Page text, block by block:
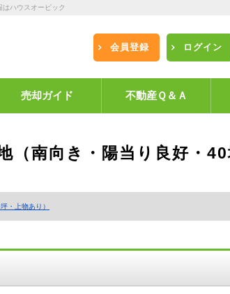
ハウスオービック
会員登録 ログイン
売却ガイド 不動産Ｑ＆Ａ
（南向き・陽当り良好・40
・上物あり）